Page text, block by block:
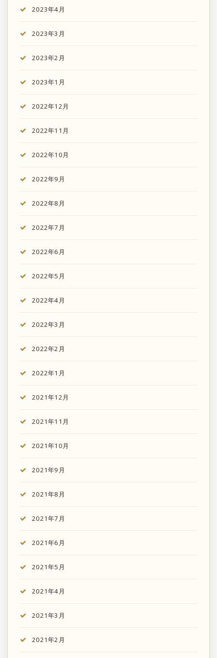
2023年4月
2023年3月
2023年2月
2023年1月
2022年12月
2022年11月
2022年10月
2022年9月
2022年8月
2022年7月
2022年6月
2022年5月
2022年4月
2022年3月
2022年2月
2022年1月
2021年12月
2021年11月
2021年10月
2021年9月
2021年8月
2021年7月
2021年6月
2021年5月
2021年4月
2021年3月
2021年2月